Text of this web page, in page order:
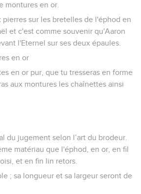
montures en or.
pierres sur les bretelles de l'éphod en
et c'est comme souvenir qu'Aaron
l'Eternel sur ses deux épaules.
en or
en or pur, que tu tresseras en forme
aux montures les chaînettes ainsi
du jugement selon l’art du brodeur.
matériau que l'éphod, en or, en fil
et en fin lin retors.
; sa longueur et sa largeur seront de